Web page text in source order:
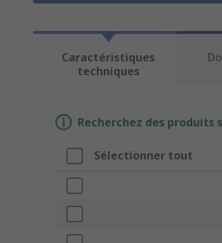
Caractéristiques
techniques
Recherchez des
Sélectionner tout